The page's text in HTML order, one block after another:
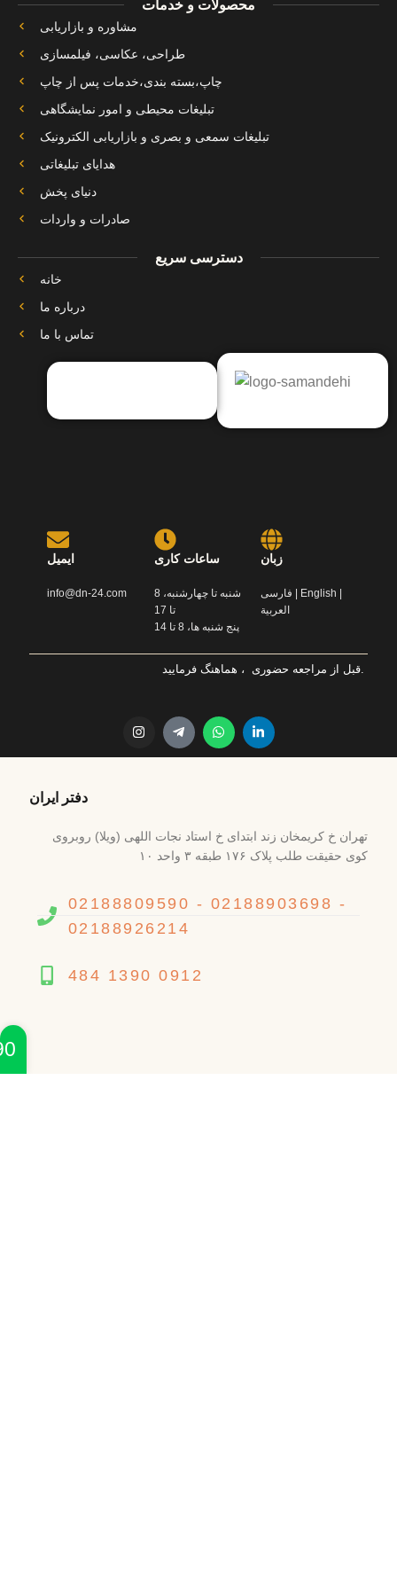
محصولات و خدمات
مشاوره و بازاریابی
طراحی، عکاسی، فیلمسازی
چاپ،بسته بندی،خدمات پس از چاپ
تبلیغات محیطی و امور نمایشگاهی
تبلیغات سمعی و بصری و بازاریابی الکترونیک
هدایای تبلیغاتی
دنیای پخش
صادرات و واردات
دسترسی سریع
خانه
درباره ما
تماس با ما
ایمیل
info@dn-24.com
ساعات کاری
شنبه تا چهارشنبه، 8
تا 17
پنج شنبه ها، 8 تا 14
زبان
فارسی | English |
العربية
دفتر ایران
تهران خ کریمخان زند ابتدای خ استاد نجات اللهی (ویلا) روبروی
کوی حقیقت طلب پلاک ۱۷۶ طبقه ۳ واحد ۱۰
02188809590 - 02188903698 -
02188926214
484 1390 0912